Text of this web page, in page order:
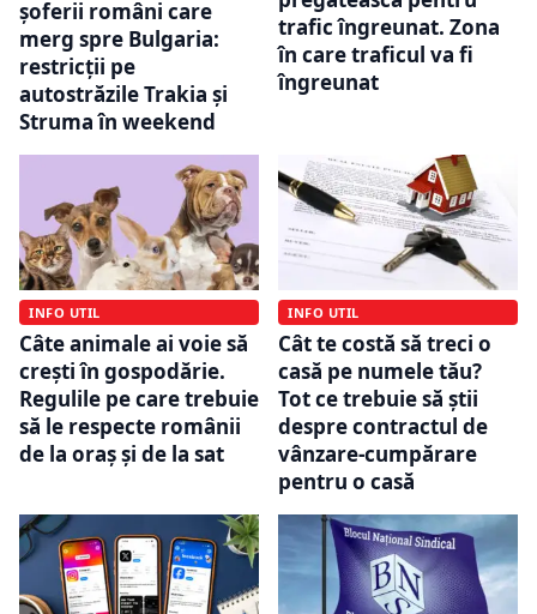
șoferii români care
merg spre Bulgaria:
restricții pe
autostrăzile Trakia și
Struma în weekend
trafic îngreunat. Zona
în care traficul va fi
îngreunat
INFO UTIL
Câte animale ai voie să
crești în gospodărie.
Regulile pe care trebuie
să le respecte românii
de la oraș și de la sat
INFO UTIL
Cât te costă să treci o
casă pe numele tău?
Tot ce trebuie să știi
despre contractul de
vânzare-cumpărare
pentru o casă